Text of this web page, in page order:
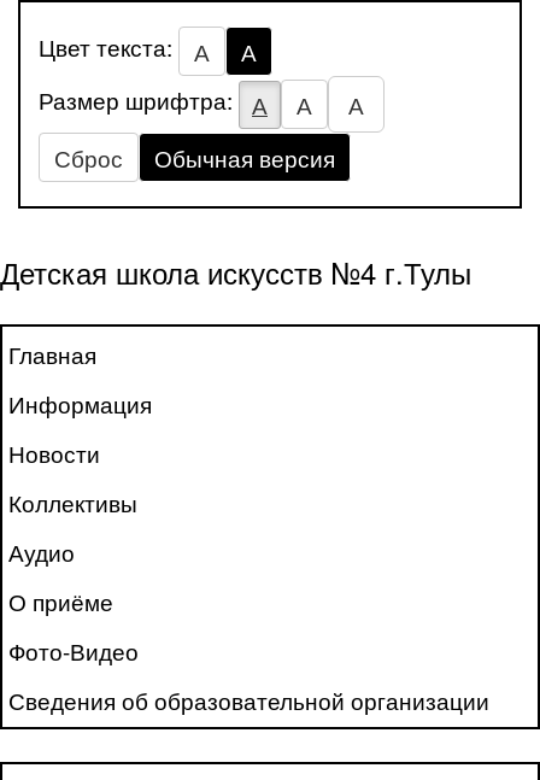
Цвет текста: А
А
Размер шрифтра:
А А
А
Сброс
Обычная версия
Детская школа искусств №4 г.Тулы
Главная
Информация
Новости
Коллективы
Аудио
О приёме
Фото-Видео
Сведения об образовательной организации